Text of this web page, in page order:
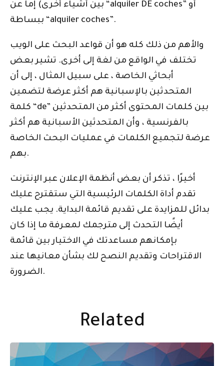
بين أشياء أخرى) إما عن “alquiler DE coches” أو
ببساطة “alquiler coches”.
والأهم من ذلك كله هو أن قواعد البحث على الويب
تختلف في الواقع من لغة إلى أخرى. تشير بعض
أبحاثي الخاصة ، على سبيل المثال ، إلى أن
المتحدثين بالإسبانية هم أكثر عرضة لتضمين
كلمة “de” بين كلمات المحتوى أكثر من المتحدثين
بالفرنسية ، وأن المتحدثين الأسبانية هم أكثر
عرضة لتجميع الكلمات في عمليات البحث الخاصة
بهم.
أخيرًا ، تذكر أن بعض أنظمة الإعلان عبر الإنترنت
تقدم أداة الكلمات الرئيسية التي ستقترح عليك
بدائل للمزايدة على تقديم قائمة البداية. يجب عليك
أيضًا التحدث إلى مترجمك لمعرفة ما إذا كان
بإمكانهم مساعدتك في الاختيار بين قائمة
الاقتراحات وتقديم النصح لك بشأن معانيها عند
الضرورة.
Related